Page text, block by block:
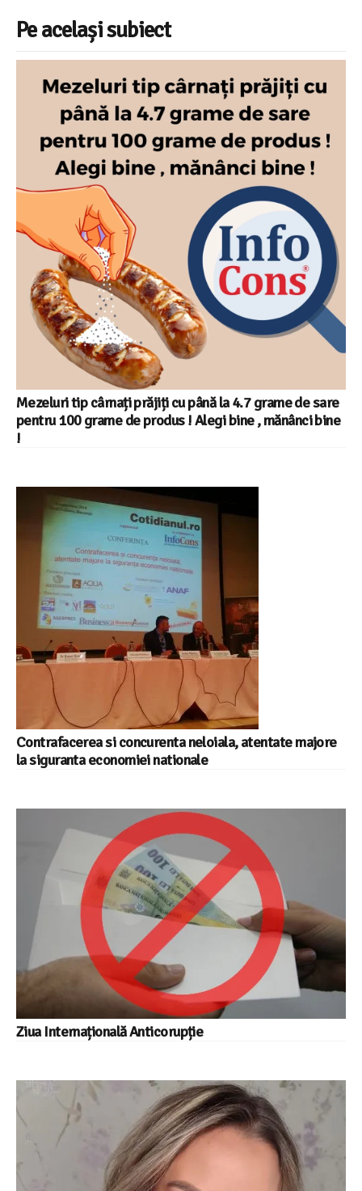
Pe același subiect
Mezeluri tip cârnați prăjiți cu până la 4.7 grame de sare
pentru 100 grame de produs ! Alegi bine , mănânci bine
!
Contrafacerea si concurenta neloiala, atentate majore
la siguranta economiei nationale
Ziua Internațională Anticorupție